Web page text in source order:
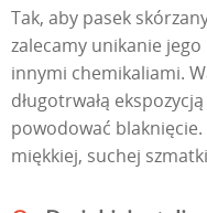
Tak, aby pasek
zalecamy unikanie
innymi chemikaliami.
długotrwałą
powodować blaknięcie.
miękkiej, suchej